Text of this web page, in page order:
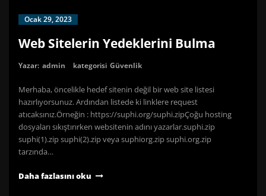
Ocak 29, 2023
Web Sitelerin Yedeklerini Bulma
Yazar: admin kategorisi Güvenlik
Merhaba, öncelikle hedef sitenin değil bir web site listesi
hazırlıyorsunuz. Ardından listede ki linklere request
atıcaksınız.Örneğin : https://suphi.org/suphi.zipÇoğu hosting
dosyaları sıkıştırırken websitenin adını yazarlar.suphi.zip
suphi(1).zip suphi(2).zip veya suphiorg.zip suphi.org.zip
tarzında…
Daha fazlasını oku